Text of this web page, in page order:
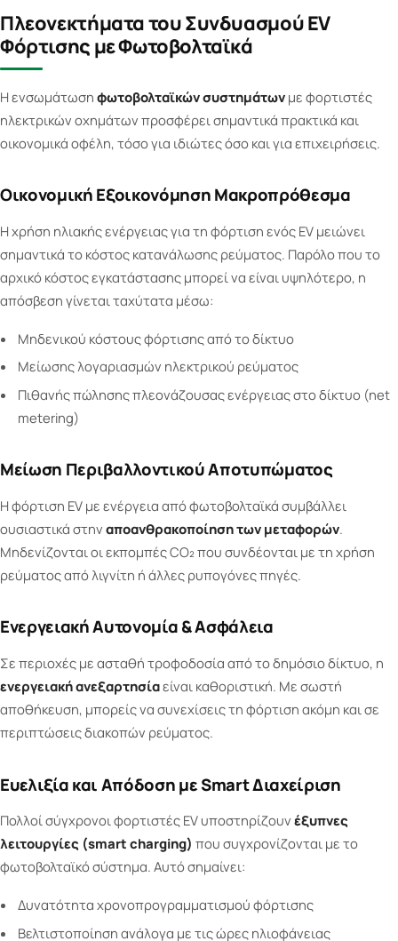
Πλεονεκτήματα του Συνδυασμού EV
Φόρτισης με Φωτοβολταϊκά
Η ενσωμάτωση φωτοβολταϊκών συστημάτων με φορτιστές
ηλεκτρικών οχημάτων προσφέρει σημαντικά πρακτικά και
οικονομικά οφέλη, τόσο για ιδιώτες όσο και για επιχειρήσεις.
Οικονομική Εξοικονόμηση Μακροπρόθεσμα
Η χρήση ηλιακής ενέργειας για τη φόρτιση ενός EV μειώνει
σημαντικά το κόστος κατανάλωσης ρεύματος. Παρόλο που το
αρχικό κόστος εγκατάστασης μπορεί να είναι υψηλότερο, η
απόσβεση γίνεται ταχύτατα μέσω:
Μηδενικού κόστους φόρτισης από το δίκτυο
Μείωσης λογαριασμών ηλεκτρικού ρεύματος
Πιθανής πώλησης πλεονάζουσας ενέργειας στο δίκτυο (net
metering)
Μείωση Περιβαλλοντικού Αποτυπώματος
Η φόρτιση EV με ενέργεια από φωτοβολταϊκά συμβάλλει
ουσιαστικά στην αποανθρακοποίηση των μεταφορών.
Μηδενίζονται οι εκπομπές CO₂ που συνδέονται με τη χρήση
ρεύματος από λιγνίτη ή άλλες ρυπογόνες πηγές.
Ενεργειακή Αυτονομία & Ασφάλεια
Σε περιοχές με ασταθή τροφοδοσία από το δημόσιο δίκτυο, η
ενεργειακή ανεξαρτησίαείναι καθοριστική. Με σωστή
αποθήκευση, μπορείς να συνεχίσεις τη φόρτιση ακόμη και σε
περιπτώσεις διακοπών ρεύματος.
Ευελιξία και Απόδοση με Smart Διαχείριση
Πολλοί σύγχρονοι φορτιστές EV υποστηρίζουν έξυπνες
λειτουργίες (smart charging) που συγχρονίζονται με το
φωτοβολταϊκό σύστημα. Αυτό σημαίνει:
Δυνατότητα χρονοπρογραμματισμού φόρτισης
Βελτιστοποίηση ανάλογα με τις ώρες ηλιοφάνειας